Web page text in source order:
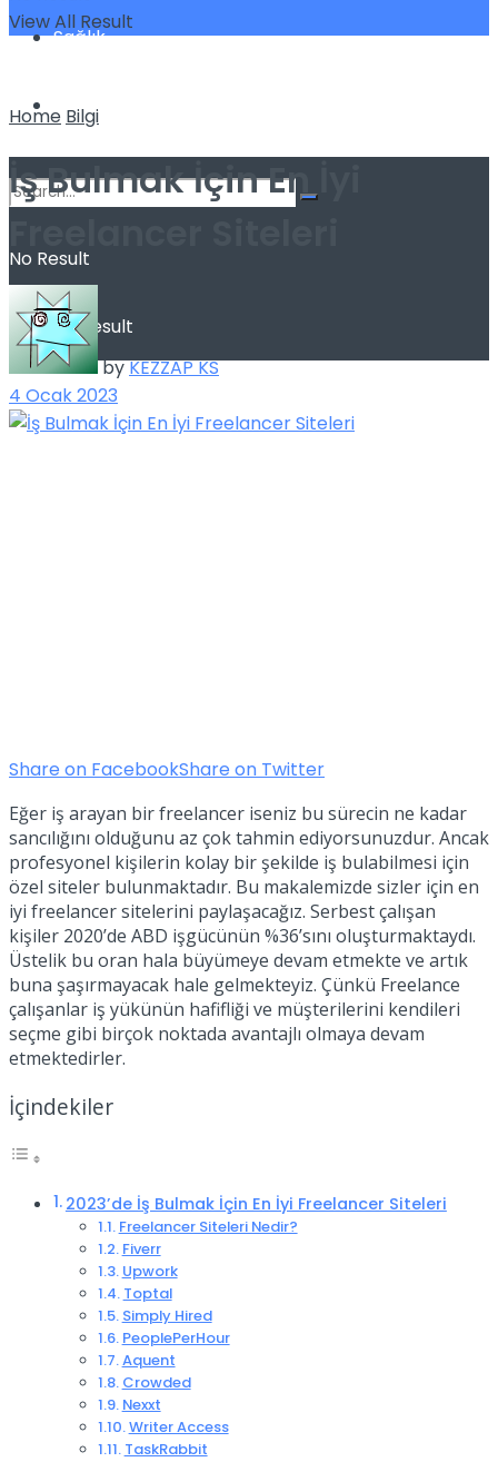
Sağlık
Spor
No Result
View All Result
View All Result
Home Bilgi
İş Bulmak İçin En İyi
byKEZZAP KS
4 Ocak 2023
Share on FacebookShare on Twitter
Eğer iş arayan bir freelancer iseniz bu sürecin ne kadar
sancılığını olduğunu az çok tahmin ediyorsunuzdur. Ancak
profesyonel kişilerin kolay bir şekilde iş bulabilmesi için
özel siteler bulunmaktadır. Bu makalemizde sizler için en
iyi freelancer sitelerini paylaşacağız. Serbest çalışan
kişiler 2020’de ABD işgücünün %36’sını oluşturmaktaydı.
Üstelik bu oran hala büyümeye devam etmekte ve artık
buna şaşırmayacak hale gelmekteyiz. Çünkü Freelance
çalışanlar iş yükünün hafifliği ve müşterilerini kendileri
seçme gibi birçok noktada avantajlı olmaya devam
etmektedirler.
İçindekiler
2023’de İş Bulmak İçin En İyi Freelancer Siteleri
Freelancer Siteleri Nedir?
Fiverr
Upwork
Toptal
Simply Hired
PeoplePerHour
Aquent
Crowded
Nexxt
Writer Access
TaskRabbit